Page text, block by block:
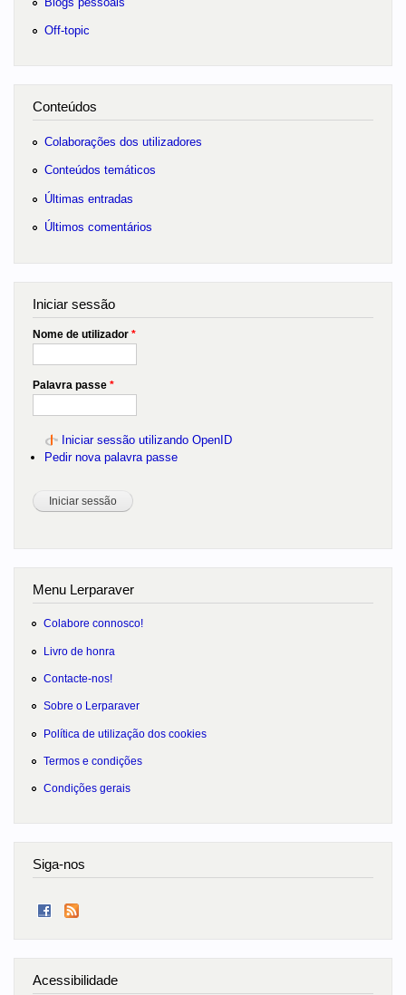
Off-topic
Conteúdos
Colaborações dos utilizadores
Conteúdos temáticos
Últimas entradas
Últimos comentários
Iniciar sessão
Nome de utilizador *
Palavra passe *
Iniciar sessão utilizando OpenID
Pedir nova palavra passe
Menu Lerparaver
Colabore connosco!
Livro de honra
Contacte-nos!
Sobre o Lerparaver
Política de utilização dos cookies
Termos e condições
Condições gerais
Siga-nos
Acessibilidade